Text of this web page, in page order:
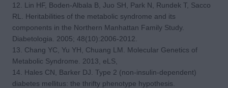
12. Lin HF, Boden-Albala B, Juo SH, Park N, Rundek T, Sacco
RL. Heritabilities of the metabolic syndrome and its
components in the Northern Manhattan Family Study.
Diabetologia. 2005; 48(10):2006-2012.
13. Chang YC, Yu YH, Chuang LM. Molecular Genetics of
Metabolic Syndrome. 2013, eLS,
14. Hales CN, Barker DJ. Type 2 (non-insulin-dependent)
diabetes mellitus: the thrifty phenotype hypothesis.